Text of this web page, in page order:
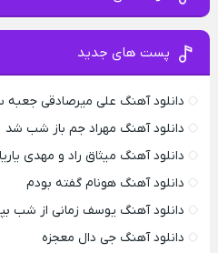
پست های جدید
دانلود آهنگ علی میرصادقی جعبه
دانلود آهنگ مهراد جم باز شب شد
دانلود آهنگ میثاق راد و مهدی
دانلود آهنگ هونام گفته بودم
دانلود آهنگ یوسف زمانی از شب
دانلود آهنگ جی دال معجزه